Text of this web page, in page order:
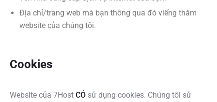
Địa chỉ/trang web mà bạn thông qua đó viếng thăm
website của chúng tôi.
Cookies
Website của 7Host CÓ sử dụng cookies. Chúng tôi sử